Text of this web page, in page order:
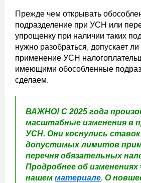
Прежде чем открывать
подразделение при УСН или
упрощенку при наличии таких
нужно разобраться, допускает ли
применение УСН
имеющими обособленные
сделаем.
ВАЖНО! С 2025 года
масштабные изменения в
УСН. Они коснулись ставок
допустимых лимитов
перечня обязательных
Продробнее об
нашем материале. О